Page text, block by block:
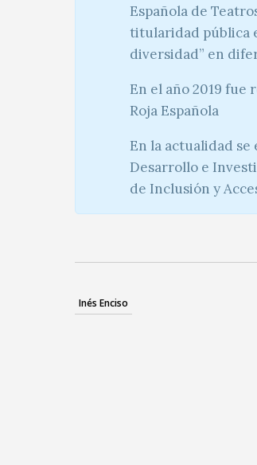
Española de
titularidad pública
diversidad” en
En el año 2019 fue
Roja Española
En la actualidad
Desarrollo e
de Inclusión y
Inés Enciso